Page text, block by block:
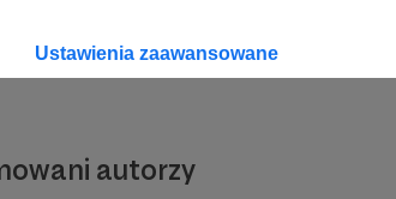
Ustawienia zaawansowane
autorzy